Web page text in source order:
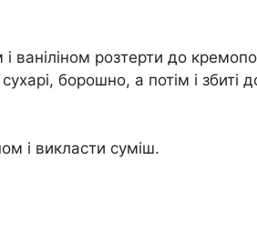
ваніліном розтерти до
борошно, а потім і збиті
і викласти суміш.